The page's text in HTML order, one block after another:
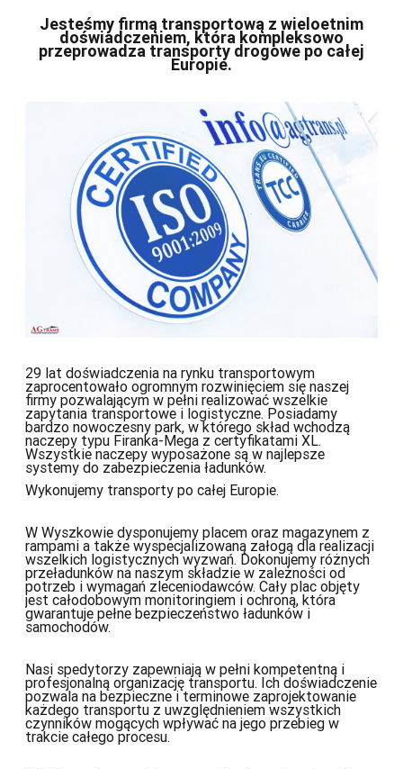
Jesteśmy firmą transportową z wieloetnim
doświadczeniem, która kompleksowo
przeprowadza transporty drogowe po całej
Europie.
29 lat doświadczenia na rynku transportowym
zaprocentowało ogromnym rozwinięciem się naszej
firmy pozwalającym w pełni realizować wszelkie
zapytania transportowe i logistyczne. Posiadamy
bardzo nowoczesny park, w którego skład wchodzą
naczepy typu Firanka-Mega z certyfikatami XL.
Wszystkie naczepy wyposażone są w najlepsze
systemy do zabezpieczenia ładunków.
Wykonujemy transporty po całej Europie.
W Wyszkowie dysponujemy placem oraz magazynem z
rampami a także wyspecjalizowaną załogą dla realizacji
wszelkich logistycznych wyzwań. Dokonujemy różnych
przeładunków na naszym składzie w zależności od
potrzeb i wymagań zleceniodawców. Cały plac objęty
jest całodobowym monitoringiem i ochroną, która
gwarantuje pełne bezpieczeństwo ładunków i
samochodów.
Nasi spedytorzy zapewniają w pełni kompetentną i
profesjonalną organizację transportu. Ich doświadczenie
pozwala na bezpieczne i terminowe zaprojektowanie
każdego transportu z uwzględnieniem wszystkich
czynników mogących wpływać na jego przebieg w
trakcie całego procesu.